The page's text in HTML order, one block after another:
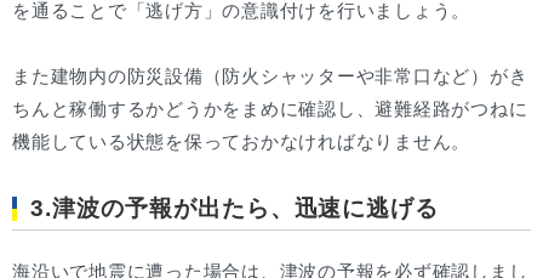
を通ることで「逃げ方」の意識付けを行いましょう。
また建物内の防災設備（防火シャッターや非常口など）がき
ちんと稼働するかどうかをまめに確認し、避難経路がつねに
機能している状態を保っておかなければなりません。
3.津波の予報が出たら、迅速に逃げる
海沿いで地震に遭った場合は、津波の予報を必ず確認しまし